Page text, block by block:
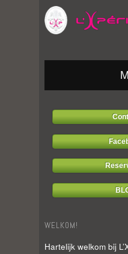
WELKOM!
Hartelijk welkom bij